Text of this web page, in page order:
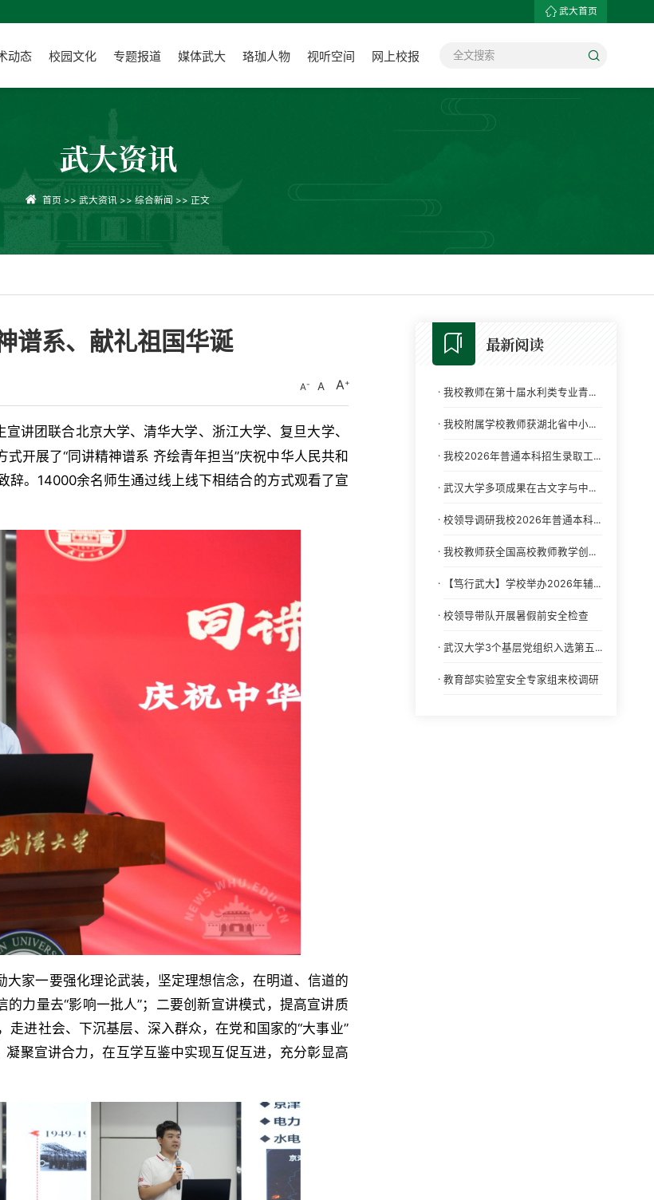
武大首页
动态 校园文化 专题报道 媒体武大 珞珈人物 视听空间 网上校报
武大资讯
首页 >>武大资讯 >>综合新闻 >> 正文
谱系、献礼祖国华诞
A A A
讲团联合北京大学、清华大学、浙江大学、复旦大学、
开展了“同讲精神谱系 齐绘青年担当”庆祝中华人民共和
辞。14000余名师生通过线上线下相结合的方式观看了宣
家一要强化理论武装，坚定理想信念，在明道、信道的
力量去“影响一批人”；二要创新宣讲模式，提高宣讲质
进社会、下沉基层、深入群众，在党和国家的“大事业”
聚宣讲合力，在互学互鉴中实现互促互进，充分彰显高
最新阅读
· 我校教师在第十届水利类专业青...
· 我校附属学校教师获湖北省中小...
· 我校2026年普通本科招生录取工...
· 武汉大学多项成果在古文字与中...
· 校领导调研我校2026年普通本科...
· 我校教师获全国高校教师教学创...
· 【笃行武大】学校举办2026年辅...
· 校领导带队开展暑假前安全检查
· 武汉大学3个基层党组织入选第五...
· 教育部实验室安全专家组来校调研